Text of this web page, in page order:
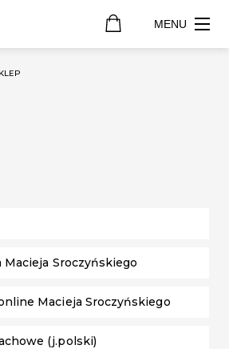
MENU
Sroczyńskiego
Macieja Sroczyńskiego
(j.polski)